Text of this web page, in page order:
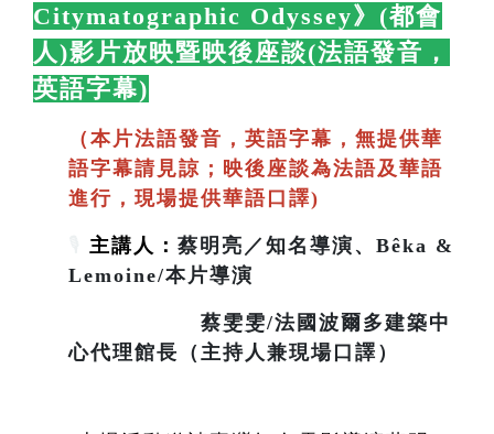
Citymatographic Odyssey》(都會
人)影片放映暨映後座談(法語發音，
英語字幕)
（本片法語發音，英語字幕，無提供華
語字幕請見諒；映後座談為法語及華語
進行，現場提供華語口譯)
主講人： 蔡明亮／知名導演、Bêka &
Lemoine/本片導演
蔡雯雯/法國波爾多建築中
心代理館長（主持人兼現場口譯）